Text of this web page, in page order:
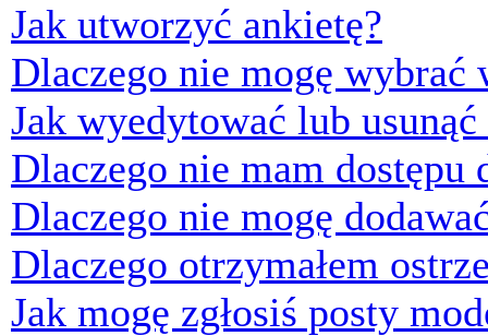
Jak utworzyć ankietę?
Dlaczego nie mogę wybrać
Jak wyedytować lub usunąć
Dlaczego nie mam dostępu
Dlaczego nie mogę
Dlaczego otrzymałem
Jak mogę zgłosiś posty